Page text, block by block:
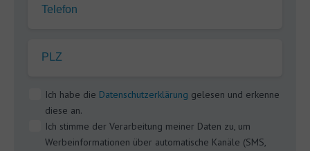
Telefon
PLZ
Ich habe die Datenschutzerklärung gelesen und erkenne
diese an.
Ich stimme der Verarbeitung meiner Daten zu, um
Werbeinformationen über automatische Kanäle (SMS,